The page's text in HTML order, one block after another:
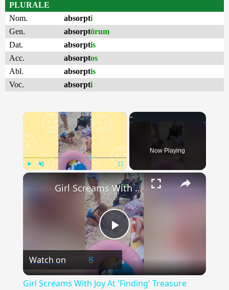
PLURALE
Nom.
absorpti
Gen.
absorptōrum
Dat.
absorptis
Acc.
absorptos
Abl.
absorptis
Voc.
absorpti
×
Fullscreen
Now Playing
×
Play
Video
Girl Screams With Joy At 'Finding' Treasure Chest On First Trip To Beach | Happily TV
Watch on
Girl Screams With Joy At 'Finding' Treasure